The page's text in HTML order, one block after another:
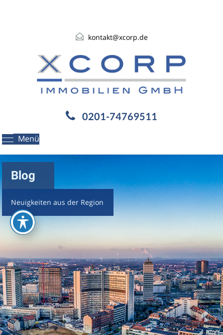
kontakt@xcorp.de
Menü
0201-74769511
Blog
Neuigkeiten aus der Region